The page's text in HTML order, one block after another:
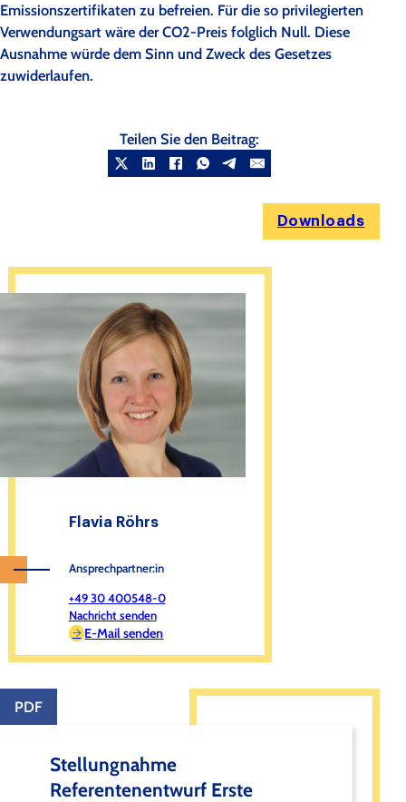
Emissionszertifikaten zu befreien. Für die so privilegierten
Verwendungsart wäre der CO2-Preis folglich Null. Diese
Ausnahme würde dem Sinn und Zweck des Gesetzes
zuwiderlaufen.
Teilen Sie den Beitrag:
Downloads
Flavia Röhrs
Ansprechpartner:in
+49 30 400548-0
Nachricht senden
E-Mail senden
PDF
Stellungnahme
Referentenentwurf Erste